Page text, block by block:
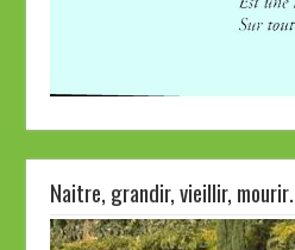
Naitre, grandir, vieillir,